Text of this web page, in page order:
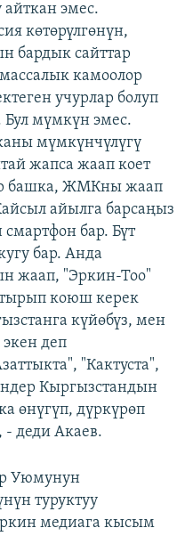
айткан эмес.
көтөрүлгөнүн,
бардык сайттар
камоолор
учурлар болуп
Бул мүмкүн эмес.
мүмкүнчүлүгү
жапса жаап коет
башка, ЖМКны жаап
айылга барсаңыз
бар. Бүт
бар. Анда
жаап, "Эркин-Тоо"
коюш керек
күйөбүз, мен
деп
"Кактуста",
Кыргызстандын
өнүгүп, дүркүрөп
- деди Акаев.
Уюмунун
туруктуу
медиага кысым